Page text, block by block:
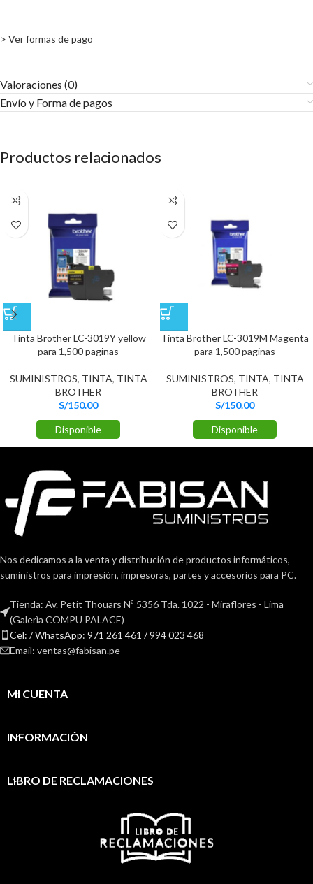
> Ver formas de pago
Valoraciones (0)
Envío y Forma de pagos​
Productos relacionados
Tinta Brother LC-3019Y yellow
para 1,500 paginas
SUMINISTROS, TINTA, TINTA
BROTHER
S/150.00
Disponible
Tinta Brother LC-3019M Magenta
para 1,500 paginas
SUMINISTROS, TINTA, TINTA
BROTHER
S/150.00
Disponible
Nos dedicamos a la venta y distribución de productos informáticos,
suministros para impresión, impresoras, partes y accesorios para PC.
Tienda: Av. Petit Thouars Nª 5356 Tda. 1022 - Miraflores - Lima
(Galerìa COMPU PALACE)
Cel: / WhatsApp: 971 261 461 / 994 023 468
Email: ventas@fabisan.pe
MI CUENTA
INFORMACIÓN
LIBRO DE RECLAMACIONES